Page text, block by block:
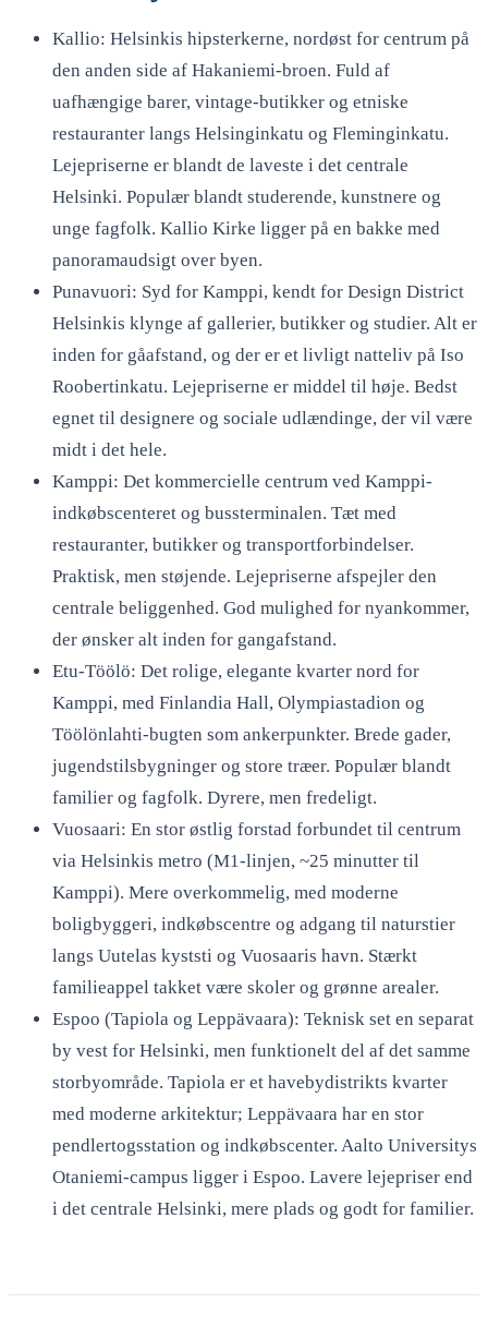
Kallio: Helsinkis hipsterkerne, nordøst for centrum på
den anden side af Hakaniemi-broen. Fuld af
uafhængige barer, vintage-butikker og etniske
restauranter langs Helsinginkatu og Fleminginkatu.
Lejepriserne er blandt de laveste i det centrale
Helsinki. Populær blandt studerende, kunstnere og
unge fagfolk. Kallio Kirke ligger på en bakke med
panoramaudsigt over byen.
Punavuori: Syd for Kamppi, kendt for Design District
Helsinkis klynge af gallerier, butikker og studier. Alt er
inden for gåafstand, og der er et livligt natteliv på Iso
Roobertinkatu. Lejepriserne er middel til høje. Bedst
egnet til designere og sociale udlændinge, der vil være
midt i det hele.
Kamppi: Det kommercielle centrum ved Kamppi-
indkøbscenteret og bussterminalen. Tæt med
restauranter, butikker og transportforbindelser.
Praktisk, men støjende. Lejepriserne afspejler den
centrale beliggenhed. God mulighed for nyankommer,
der ønsker alt inden for gangafstand.
Etu-Töölö: Det rolige, elegante kvarter nord for
Kamppi, med Finlandia Hall, Olympiastadion og
Töölönlahti-bugten som ankerpunkter. Brede gader,
jugendstilsbygninger og store træer. Populær blandt
familier og fagfolk. Dyrere, men fredeligt.
Vuosaari: En stor østlig forstad forbundet til centrum
via Helsinkis metro (M1-linjen, ~25 minutter til
Kamppi). Mere overkommelig, med moderne
boligbyggeri, indkøbscentre og adgang til naturstier
langs Uutelas kyststi og Vuosaaris havn. Stærkt
familieappel takket være skoler og grønne arealer.
Espoo (Tapiola og Leppävaara): Teknisk set en separat
by vest for Helsinki, men funktionelt del af det samme
storbyområde. Tapiola er et havebydistrikts kvarter
med moderne arkitektur; Leppävaara har en stor
pendlertogsstation og indkøbscenter. Aalto Universitys
Otaniemi-campus ligger i Espoo. Lavere lejepriser end
i det centrale Helsinki, mere plads og godt for familier.